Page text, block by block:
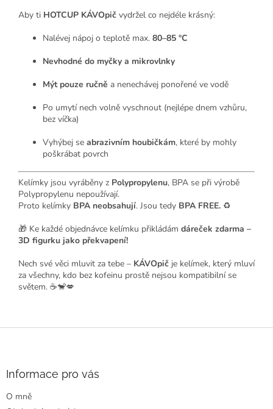
Aby ti HOTCUP KÁVOpič vydržel co nejdéle krásný:
Nalévej nápoj o teplotě max. 80–85 °C
Nevhodné do myčky a mikrovlnky
Mýt pouze ručně a nenechávej ponořené ve vodě
Po umytí nech volně vyschnout (nejlépe dnem vzhůru,
bez víčka)
Vyhýbej se abrazivním houbičkám, které by mohly
poškrábat povrch
Kelímky jsou vyráběny z Polypropylenu, BPA se při výrobě
Polypropylenu nepoužívají.
Proto kelímky BPA neobsahují. Jsou tedy BPA FREE. ♻️
🎁 Ke každé objednávce kelímku přikládám dáreček zdarma –
3D figurku jako překvapení!
Nech své věci mluvit za tebe – KÁVOpič je kelímek, který mluví
za všechny, kdo bez kofeinu prostě nejsou kompatibilní se
světem. ☕🐒💋
Informace pro vás
O mně